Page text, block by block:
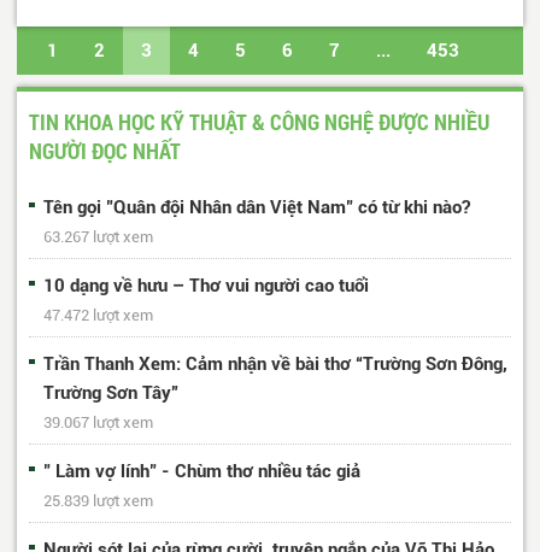
1 2 3 4 5 6 7 ... 453
454 Trang cuối
TIN KHOA HỌC KỸ THUẬT & CÔNG NGHỆ ĐƯỢC NHIỀU
NGƯỜI ĐỌC NHẤT
Tên gọi "Quân đội Nhân dân Việt Nam" có từ khi nào?
63.267 lượt xem
10 dạng về hưu – Thơ vui người cao tuổi
47.472 lượt xem
Trần Thanh Xem: Cảm nhận về bài thơ “Trường Sơn Đông,
Trường Sơn Tây”
39.067 lượt xem
" Làm vợ lính" - Chùm thơ nhiều tác giả
25.839 lượt xem